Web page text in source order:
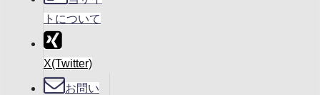
トについて
X(Twitter)
お問い